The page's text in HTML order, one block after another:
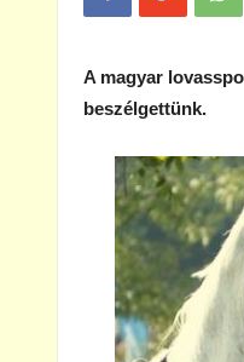
A magyar
beszélgettünk.